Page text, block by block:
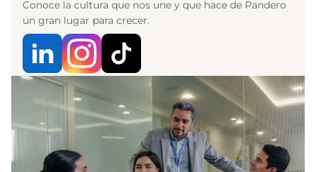
Conoce la cultura que nos une y que hace de Pandero
un gran lugar para crecer.